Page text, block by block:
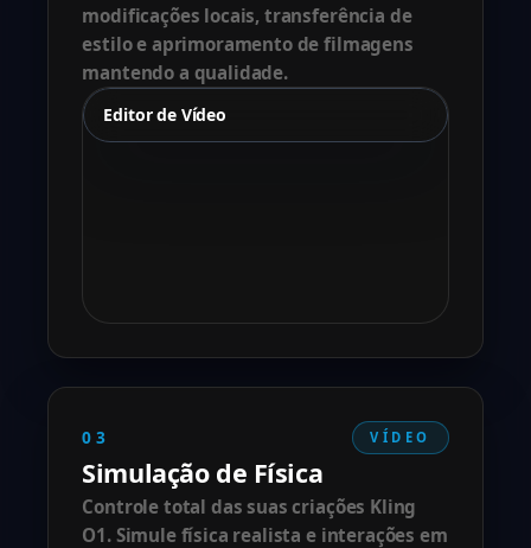
modificações locais, transferência de
estilo e aprimoramento de filmagens
mantendo a qualidade.
Editor de Vídeo
03 VÍDEO
Simulação de Física
Controle total das suas criações Kling
O1. Simule física realista e interações em